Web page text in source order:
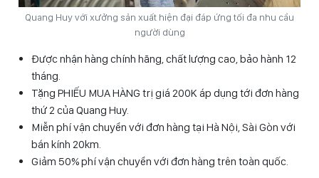
Quang Huy với xưởng sản xuất hiện đại đáp ứng tối đa nhu cầu
người dùng
Được nhận hàng chính hãng, chất lượng cao, bảo hành 12
tháng.
Tặng PHIẾU MUA HÀNG trị giá 200K áp dụng tới đơn hàng
thứ 2 của Quang Huy.
Miễn phí vận chuyển với đơn hàng tại Hà Nội, Sài Gòn với
bán kính 20km.
Giảm 50% phí vận chuyển với đơn hàng trên toàn quốc.